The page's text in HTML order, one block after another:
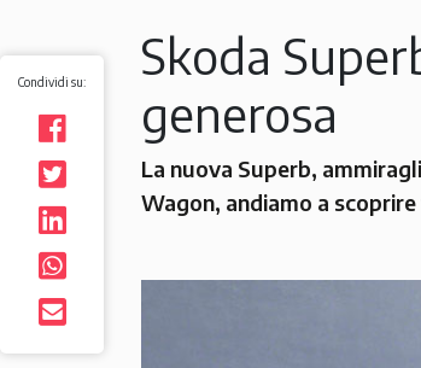
Skoda
generosa
La nuova Superb,
Wagon, andiamo a
Condividi su: